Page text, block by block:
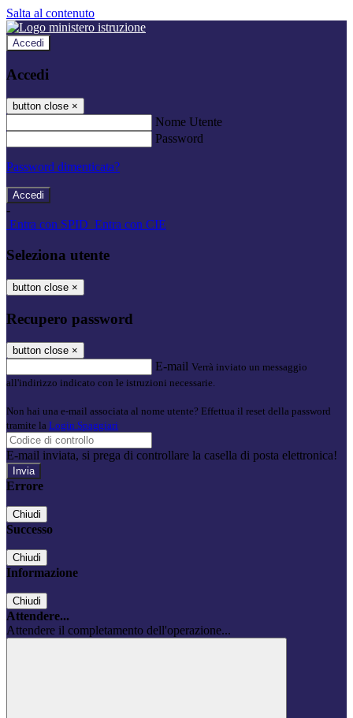
Salta al contenuto
Accedi
Accedi
button close ×
Nome Utente
Password
Password dimenticata?
-
Entra con SPID Entra con CIE
Seleziona utente
button close ×
Recupero password
button close ×
E-mail Verrà inviato un messaggio
all'indirizzo indicato con le istruzioni necessarie.
Non hai una e-mail associata al nome utente? Effettua il reset della password
tramite la Login Spaggiari
E-mail inviata, si prega di controllare la casella di posta elettronica!
Errore
Chiudi
Successo
Chiudi
Informazione
Chiudi
Attendere...
Attendere il completamento dell'operazione...